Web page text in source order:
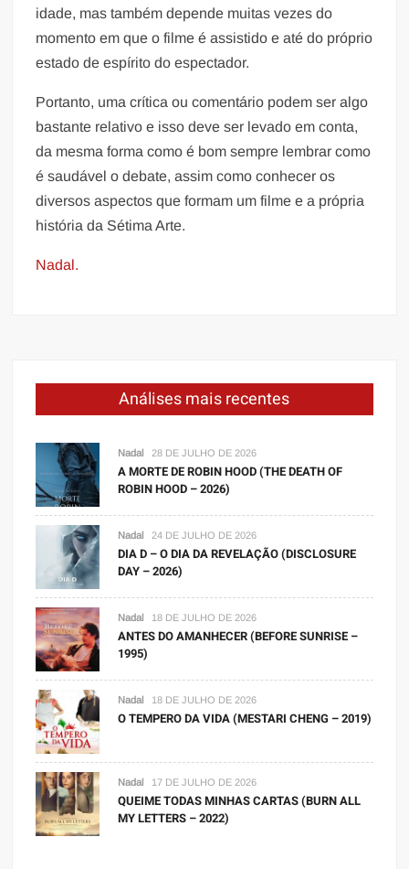
idade, mas também depende muitas vezes do
momento em que o filme é assistido e até do próprio
estado de espírito do espectador.
Portanto, uma crítica ou comentário podem ser algo
bastante relativo e isso deve ser levado em conta,
da mesma forma como é bom sempre lembrar como
é saudável o debate, assim como conhecer os
diversos aspectos que formam um filme e a própria
história da Sétima Arte.
Nadal.
Análises mais recentes
Nadal 28 DE JULHO DE 2026
A MORTE DE ROBIN HOOD (THE DEATH OF
ROBIN HOOD – 2026)
Nadal 24 DE JULHO DE 2026
DIA D – O DIA DA REVELAÇÃO (DISCLOSURE
DAY – 2026)
Nadal 18 DE JULHO DE 2026
ANTES DO AMANHECER (BEFORE SUNRISE –
1995)
Nadal 18 DE JULHO DE 2026
O TEMPERO DA VIDA (MESTARI CHENG – 2019)
Nadal 17 DE JULHO DE 2026
QUEIME TODAS MINHAS CARTAS (BURN ALL
MY LETTERS – 2022)